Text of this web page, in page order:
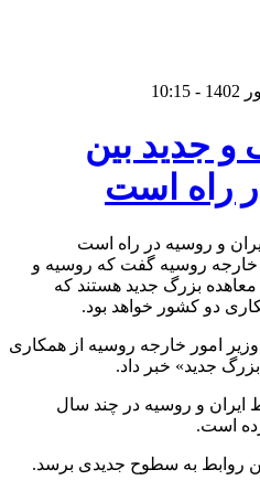
و جدید بین
راه است
خارجه روسیه گفت که روسیه و
بزرگ جدید هستند که
دو کشور خواهد بود.
امور خارجه روسیه از همکاری
بزرگ جدید» خبر داد.
ایران و روسیه در چند سال
است.
روابط به سطوح جدیدی برسد.